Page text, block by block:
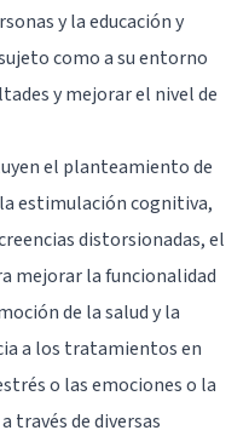
y la educación y
como a su entorno
y mejorar el nivel de
el planteamiento de
estimulación cognitiva,
distorsionadas, el
mejorar la funcionalidad
de la salud y la
a los tratamientos en
o las emociones o la
través de diversas